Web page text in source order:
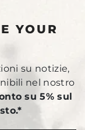
YOUR
su notizie,
nel nostro
su 5% sul